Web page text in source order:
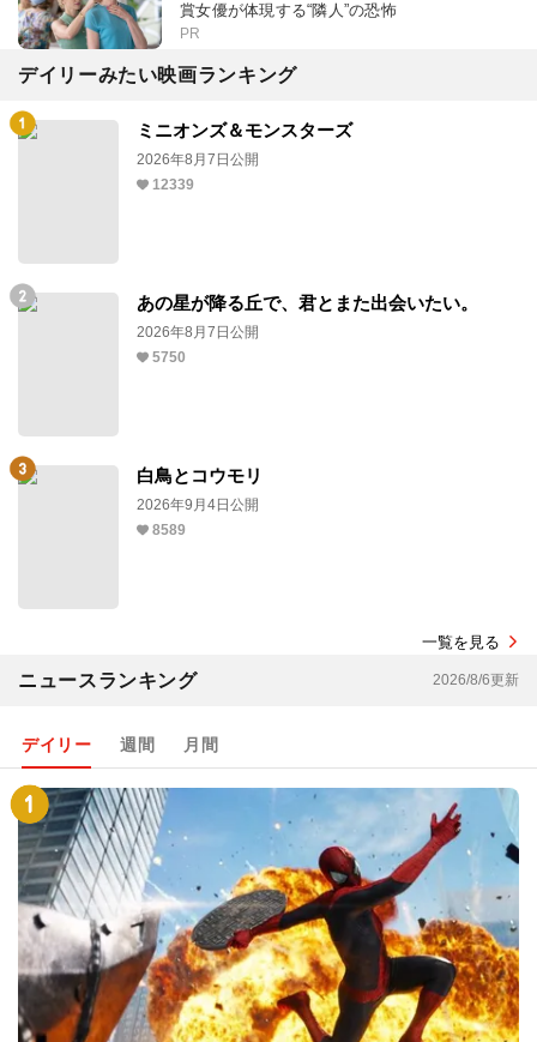
賞女優が体現する“隣人”の恐怖
PR
デイリーみたい映画ランキング
ミニオンズ＆モンスターズ
2026年8月7日公開
12339
あの星が降る丘で、君とまた出会いたい。
2026年8月7日公開
5750
白鳥とコウモリ
2026年9月4日公開
8589
一覧を見る
ニュースランキング 2026/8/6更新
デイリー 週間 月間